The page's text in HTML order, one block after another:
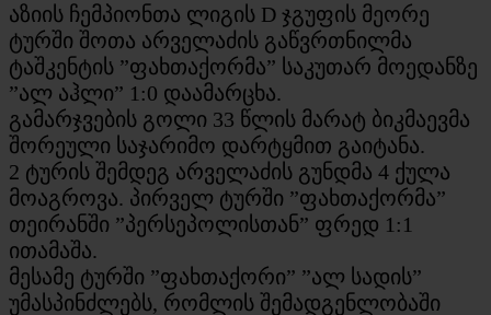
აზიის ჩემპიონთა ლიგის D ჯგუფის მეორე
ტურში შოთა არველაძის გაწვრთნილმა
ტაშკენტის ”ფახთაქორმა” საკუთარ მოედანზე
”ალ აჰლი” 1:0 დაამარცხა.
გამარჯვების გოლი 33 წლის მარატ ბიკმაევმა
შორეული საჯარიმო დარტყმით გაიტანა.
2 ტურის შემდეგ არველაძის გუნდმა 4 ქულა
მოაგროვა. პირველ ტურში ”ფახთაქორმა”
თეირანში ”პერსეპოლისთან” ფრედ 1:1
ითამაშა.
მესამე ტურში ”ფახთაქორი” ”ალ სადის”
უმასპინძლებს, რომლის შემადგენლობაში